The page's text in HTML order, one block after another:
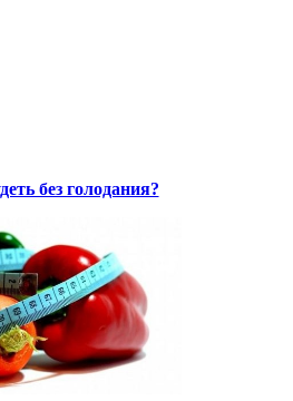
без голодания?